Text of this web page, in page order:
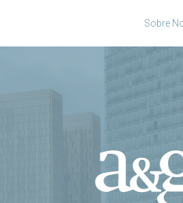
Sobre